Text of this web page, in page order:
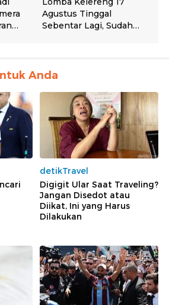
Anda
detikTravel
Digigit Ular Saat Traveling?
Jangan Disedot atau
Diikat, Ini yang Harus
Dilakukan